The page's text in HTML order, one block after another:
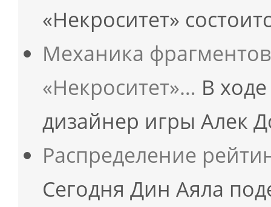
«Некроситет»
Механика
«Некроситет»… В
дизайнер игры Алек
Распределение
Сегодня Дин Аяла